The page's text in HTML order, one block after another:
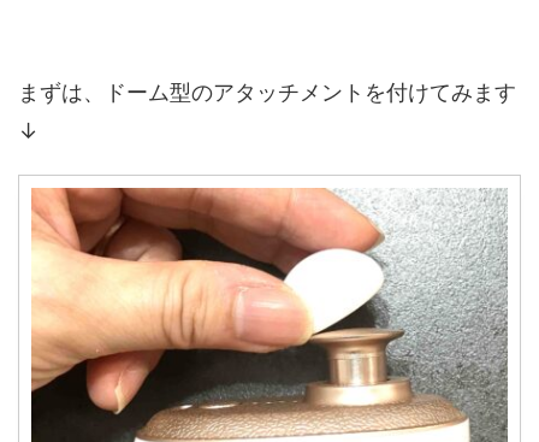
まずは、ドーム型のアタッチメントを付けてみます
↓